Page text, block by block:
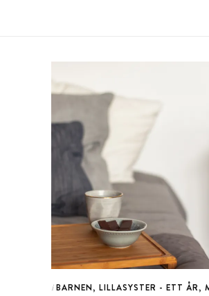
i BARNEN, LILLASYSTER - ETT ÅR,